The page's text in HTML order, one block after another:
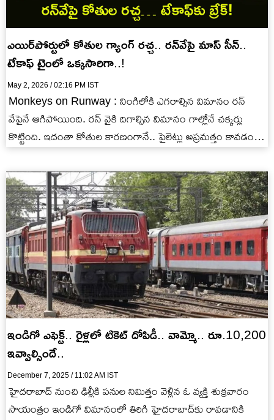
ఎయిర్‌పోర్టులో కోతుల గ్యాంగ్ రచ్చ.. రన్‌వేపై మాస్ సీన్..
టేకాఫ్ టైంలో ఒక్కసారిగా..!
May 2, 2026 / 02:16 PM IST
Monkeys on Runway : నింగిలోకి ఎగరాల్సిన విమానం రన్
వేపైనే ఆగిపోయింది. రన్ వైకి దిగాల్సిన విమానం గాల్లోనే చక్కర్లు
కొట్టింది. ఇదంతా కోతుల కారణంగానే.. పైలెట్లు అప్రమత్తం కావడంతో
ఇండిగో ఎఫెక్ట్.. రైళ్లలో టికెట్ దోపిడీ.. వామ్మో.. రూ.10,200
ఇవ్వాల్సిందే..
December 7, 2025 / 11:02 AM IST
హైదరాబాద్ నుంచి ఢిల్లీకి పనుల నిమిత్తం వెళ్లిన ఓ వ్యక్తి శుక్రవారం
సాయంత్రం ఇండిగో విమానంలో తిరిగి హైదరాబాద్‌కు రావడానికి